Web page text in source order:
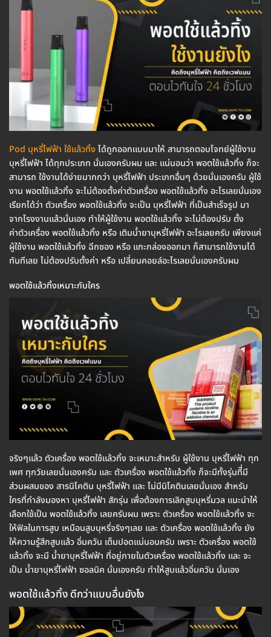
Pod บุหรี่ไฟฟ้า ใช้แล้วทิ้ง ได้ถูกออกแบบมาให้ สามารถตอบโจทย์ผู้ใช้งาน
บุหรี่ไฟฟ้า ได้ทุกประเภท นั่นเองครับผม และ แน่นอนว่า พอตใช้แล้วทิ้ง ก็จะ
สามารถ ใช้งานได้ง่ายมากกว่า บุหรี่ไฟฟ้า ประเภทอื่นๆ ด้วยนั่นเองครับ ผู้ใช้
งาน พอตใช้แล้วทิ้ง จะไม่ต้องตั้งค่าตัวเครื่อง พอตใช้แล้วทิ้ง อะไรเลยนั่นเอง
เรียกได้ว่า ตัวเครื่อง พอตใช้แล้วทิ้ง จะเป็น บุหรี่ไฟฟ้า ที่เป็นสำเร็จรูป มา
จากโรงงานแล้วนั่นเอง ทำให้ผู้ใช้งาน พอตใช้แล้วทิ้ง จะไม่ต้องปรับ ตั้ง
ค่าตัวเครื่อง พอตใช้แล้วทิ้ง หรือ เติมน้ำยาบุหรี่ไฟฟ้า อะไรเลยครับ เพียงแค่
ผู้ใช้งาน พอตใช้แล้วทิ้ง ฉีกซอง หรือ แกะกล่องออกมา ก็สามารถใช้งานได้
ทันทีเลย ไม่ต้องปรับตั้งค่า หรือ เปลี่ยนคอยล์อะไรเลยนั่นเองครับผม
พอตใช้แล้วทิ้งเหมาะกับใคร
จริงๆแล้ว ตัวเครื่อง พอตใช้แล้วทิ้ง จะเหมาะสำหรับ ผู้ใช้งาน บุหรี่ไฟฟ้า ทุก
เพศ ทุกวัยเลยนั่นเองครับ และ ตัวเครื่อง พอตใช้แล้วทิ้ง ก็จะมีทั้งรุ่นทีี่มี
ส่วนผสมของ สารนิโคติน บุหรี่ไฟฟ้า และ ไม่มีนิโคตินเลยนั่นเอง สำหรับ
ใครที่กำลังมองหา บุหรี่ไฟฟ้า สักรุ่น เพื่อต้องการเลิกสูบบุหรี่มวล แนะนำให้
เลือกใช้เป็น พอตใช้แล้วทิ้ง เลยครับผม เพราะ ตัวเครื่อง พอตใช้แล้วทิ้ง จะ
ให้ฟิลในการสูบ เหมือนสูบบุหรี่จริงๆเลย และ ตัวเครื่อง พอตใช้แล้วทิ้ง ยัง
ให้ความรู้สึกสูบแล้ว อิ่มควัน เต็มปอดแน่นอนครับ เพราะ ตัวเครื่อง พอตใช้
แล้วทิ้ง จะมี น้ำยาบุหรี่ไฟฟ้า ที่อยู่ภายในตัวเครื่อง พอตใช้แล้วทิ้ง และ จะ
เป็น น้ำยาบุหรี่ไฟฟ้า ซอลนิค นั่นเองครับ ทำให้สูบแล้วอิ่มควัน นั่นเอง
พอตใช้แล้วทิ้ง ดีกว่าแบบอื่นยังไง